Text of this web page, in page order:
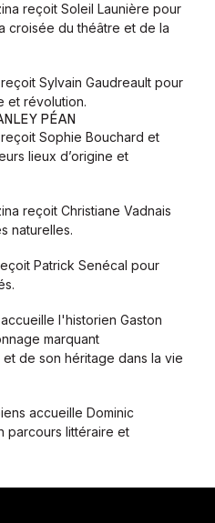
Pêche
reçoit Soleil Launière pour
croisée du théâtre et de la
Sylvain Gaudreault pour
et révolution.
PÉAN
Sophie Bouchard et
lieux d’origine et
reçoit Christiane Vadnais
naturelles.
Patrick Senécal pour
l'historien Gaston
marquant
et de son héritage dans la vie
accueille Dominic
parcours littéraire et